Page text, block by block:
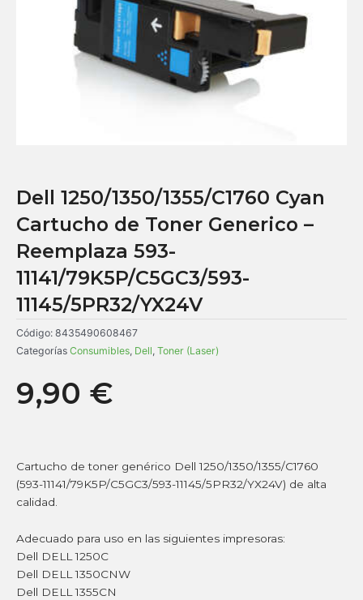
Dell 1250/1350/1355/C1760 Cyan
Cartucho de Toner Generico –
Reemplaza 593-
11141/79K5P/C5GC3/593-
11145/5PR32/YX24V
Código: 8435490608467
Categorías Consumibles, Dell, Toner (Laser)
9,90 €
Cartucho de toner genérico Dell 1250/1350/1355/C1760
(593-11141/79K5P/C5GC3/593-11145/5PR32/YX24V) de alta
calidad.
Adecuado para uso en las siguientes impresoras:
Dell DELL 1250C
Dell DELL 1350CNW
Dell DELL 1355CN